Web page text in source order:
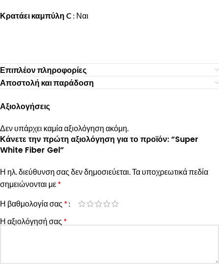
Κρατάει καμπύλη C : Ναι
Επιπλέον πληροφορίες
Αποστολή και παράδοση
Αξιολογήσεις
Δεν υπάρχει καμία αξιολόγηση ακόμη.
Κάνετε την πρώτη αξιολόγηση για το προϊόν: “Super
White Fiber Gel”
Η ηλ. διεύθυνση σας δεν δημοσιεύεται.Τα υποχρεωτικά πεδία
σημειώνονται με*
Η βαθμολογία σας *
Η αξιολόγησή σας *